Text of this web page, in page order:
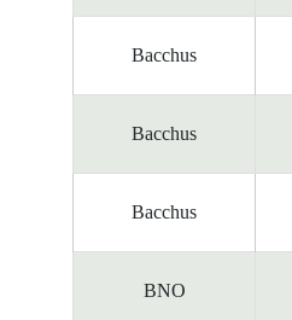
Bacchus
Bacchus
Bacchus
BNO